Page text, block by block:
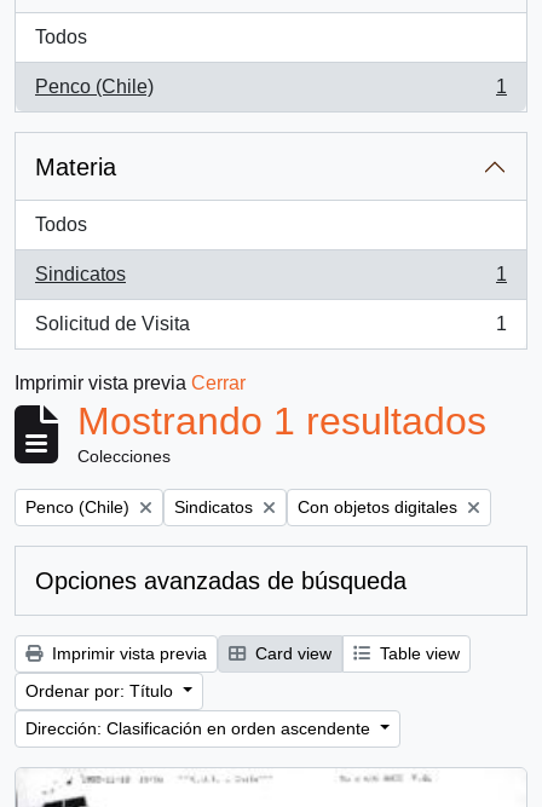
Todos
Penco (Chile)
, 1 resultados
1
Materia
Todos
Sindicatos
, 1 resultados
1
Solicitud de Visita
, 1 resultados
1
Imprimir vista previa Cerrar
Mostrando 1 resultados
Colecciones
Remove filter:
Penco (Chile) Remove filter:
Sindicatos Remove filter:
Con objetos digitales
Opciones avanzadas de búsqueda
Imprimir vista previa Card view
Table view
Ordenar por: Título
Dirección: Clasificación en orden ascendente